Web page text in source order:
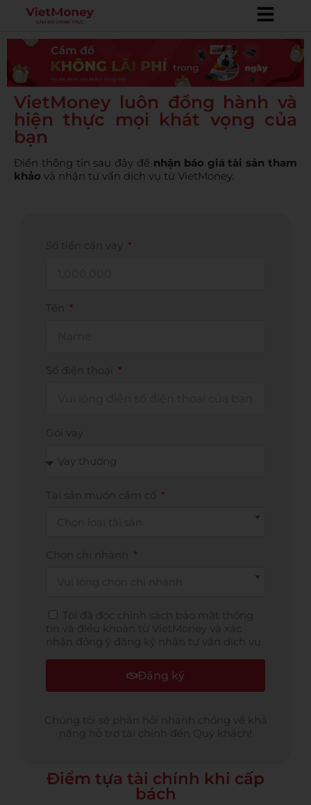
VietMoney luôn đồng hành và
hiện thực mọi khát vọng của
bạn
Điền thông tin sau đây để nhận báo giá tài sản tham
khảo và nhận tư vấn dịch vụ từ VietMoney.
Số tiền cần vay
Tên
Số điện thoại
Gói vay
Tài sản muốn cầm cố
Chọn chi nhánh
Tôi đã đọc chính sách bảo mật thông
tin và điều khoản từ VietMoney và xác
nhận đồng ý đăng ký nhận tư vấn dịch vụ.
Đăng ký
Chúng tôi sẽ phản hồi nhanh chóng về khả
năng hỗ trợ tài chính đến Quý khách!
Điểm tựa tài chính khi cấp
bách